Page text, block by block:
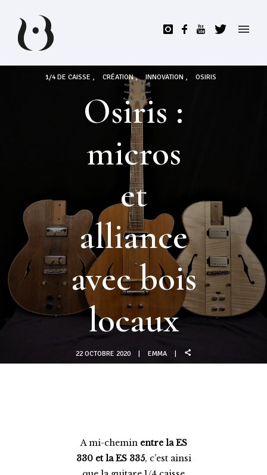
1/4 DE CAISSE CRÉATION INNOVATION OSIRIS
Osiris :
micros
et
alliance
avec bois
locaux
22 OCTOBRE 2020 EMMA
A mi-chemin entre la ES
330 et la ES 335, c’est ainsi